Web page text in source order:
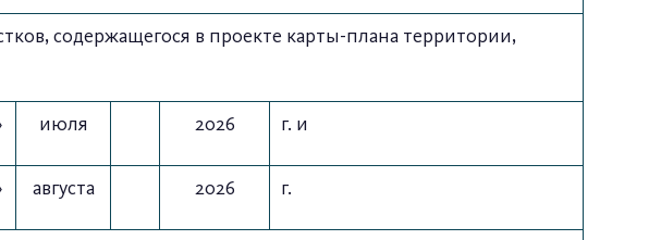
содержащегося в проекте карты-плана территории,
июля 2026 г. и
августа 2026 г.